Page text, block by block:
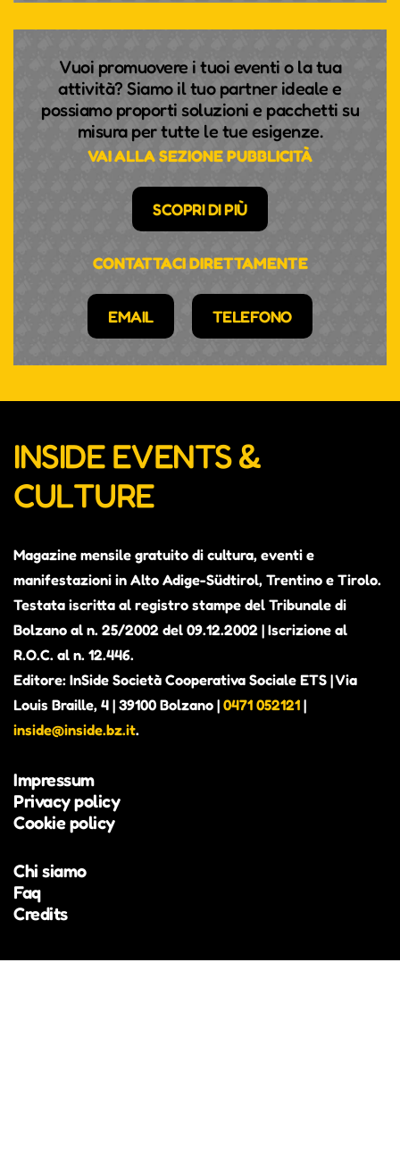
eines: extrem leidenschaftlich in allem, was sie tut.
Die Südtiroler Klarinettistin hat geschafft, was vor
ihr noch keiner Frau gelungen ist, nämlich ins
Klarinettenregister der Wiener Philharmoniker
gerade ihren Kindheitstraum vom Dirigieren und
spielt auch noch Fußball.
ALEX THE JUDGE, PRIMO
ALBUM IN VISTA. CONTERRÀ
PEZZI INEDITI E ALCUNI BRANI
GIÀ PUBBLICATI COME SINGOLI
dal 2018 nella scena musicale altoatesina (Beyond
Hills, Fruity Sessions) e nel 2023 ha vinto il
concorso Euregio UploadSounds, affermandosi
Vuoi promuovere i tuoi eventi o la tua
attività? Siamo il tuo partner ideale e
possiamo proporti soluzioni e pacchetti su
misura per tutte le tue esigenze.
VAI ALLA SEZIONE PUBBLICITÀ
SCOPRI DI PIÙ
CONTATTACI DIRETTAMENTE
EMAIL TELEFONO
INSIDE EVENTS &
CULTURE
Magazine mensile gratuito di cultura, eventi e
manifestazioni in Alto Adige-Südtirol, Trentino e Tirolo.
Testata iscritta al registro stampe del Tribunale di
Bolzano al n. 25/2002 del 09.12.2002 | Iscrizione al
R.O.C. al n. 12.446.
Editore: InSide Società Cooperativa Sociale ETS | Via
Louis Braille, 4 | 39100 Bolzano | 0471 052121 |
inside@inside.bz.it.
Impressum
Privacy policy
Cookie policy
Chi siamo
Faq
Credits